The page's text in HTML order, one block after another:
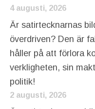
4 augusti, 2026
Är satirtecknarnas
överdriven? Den är
håller på att förlora
verkligheten, sin
politik!
2 augusti, 2026